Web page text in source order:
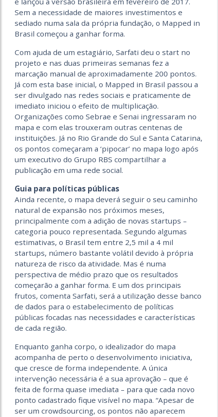
Sem a necessidade de maiores investimentos e
sediado numa sala da própria fundação, o Mapped in
Brasil começou a ganhar forma.
Com ajuda de um estagiário, Sarfati deu o start no
projeto e nas duas primeiras semanas fez a
marcação manual de aproximadamente 200 pontos.
Já com esta base inicial, o Mapped in Brasil passou a
ser divulgado nas redes sociais e praticamente de
imediato iniciou o efeito de multiplicação.
Organizações como Sebrae e Senai ingressaram no
mapa e com elas trouxeram outras centenas de
instituições. Já no Rio Grande do Sul e Santa Catarina,
os pontos começaram a ‘pipocar’ no mapa logo após
um executivo do Grupo RBS compartilhar a
publicação em uma rede social.
Guia para políticas públicas
Ainda recente, o mapa deverá seguir o seu caminho
natural de expansão nos próximos meses,
principalmente com a adição de novas startups –
categoria pouco representada. Segundo algumas
estimativas, o Brasil tem entre 2,5 mil a 4 mil
startups, número bastante volátil devido à própria
natureza de risco da atividade. Mas é numa
perspectiva de médio prazo que os resultados
começarão a ganhar forma. E um dos principais
frutos, comenta Sarfati, será a utilização desse banco
de dados para o estabelecimento de políticas
públicas focadas nas necessidades e características
de cada região.
Enquanto ganha corpo, o idealizador do mapa
acompanha de perto o desenvolvimento iniciativa,
que cresce de forma independente. A única
intervenção necessária é a sua aprovação – que é
feita de forma quase imediata – para que cada novo
ponto cadastrado fique visível no mapa. “Apesar de
ser um crowdsourcing, os pontos não aparecem